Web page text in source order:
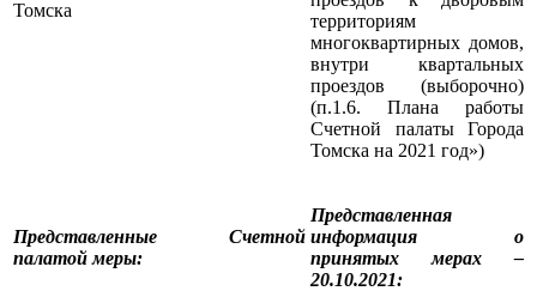
Томска
территориям
многоквартирных домов,
внутри квартальных
проездов (выборочно)
(п.1.6. Плана работы
Счетной палаты Города
Томска на 2021 год»)
Представленные Счетной
палатой меры:
Представленная
информация о
принятых мерах –
20.10.2021: